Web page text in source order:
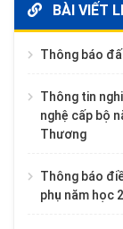
BÀI VIẾT
Thông báo
Thông tin
nghệ cấp bộ
Thương
Thông báo
phụ năm học